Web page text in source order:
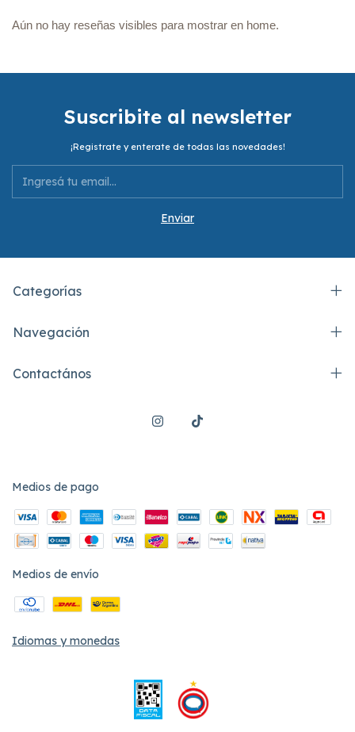
Aún no hay reseñas visibles para mostrar en home.
Suscribite al newsletter
¡Registrate y enterate de todas las novedades!
Categorías
Navegación
Contactános
Medios de pago
Medios de envío
Idiomas y monedas